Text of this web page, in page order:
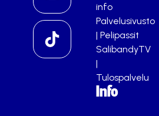
info
Palvelusivusto
| Pelipassit
SalibandyTV
|
Tulospalvelu
Info